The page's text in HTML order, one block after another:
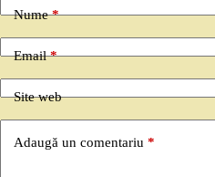
Nume*
Email*
Site web
Adaugă un comentariu *